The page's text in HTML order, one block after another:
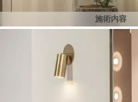
施術内容